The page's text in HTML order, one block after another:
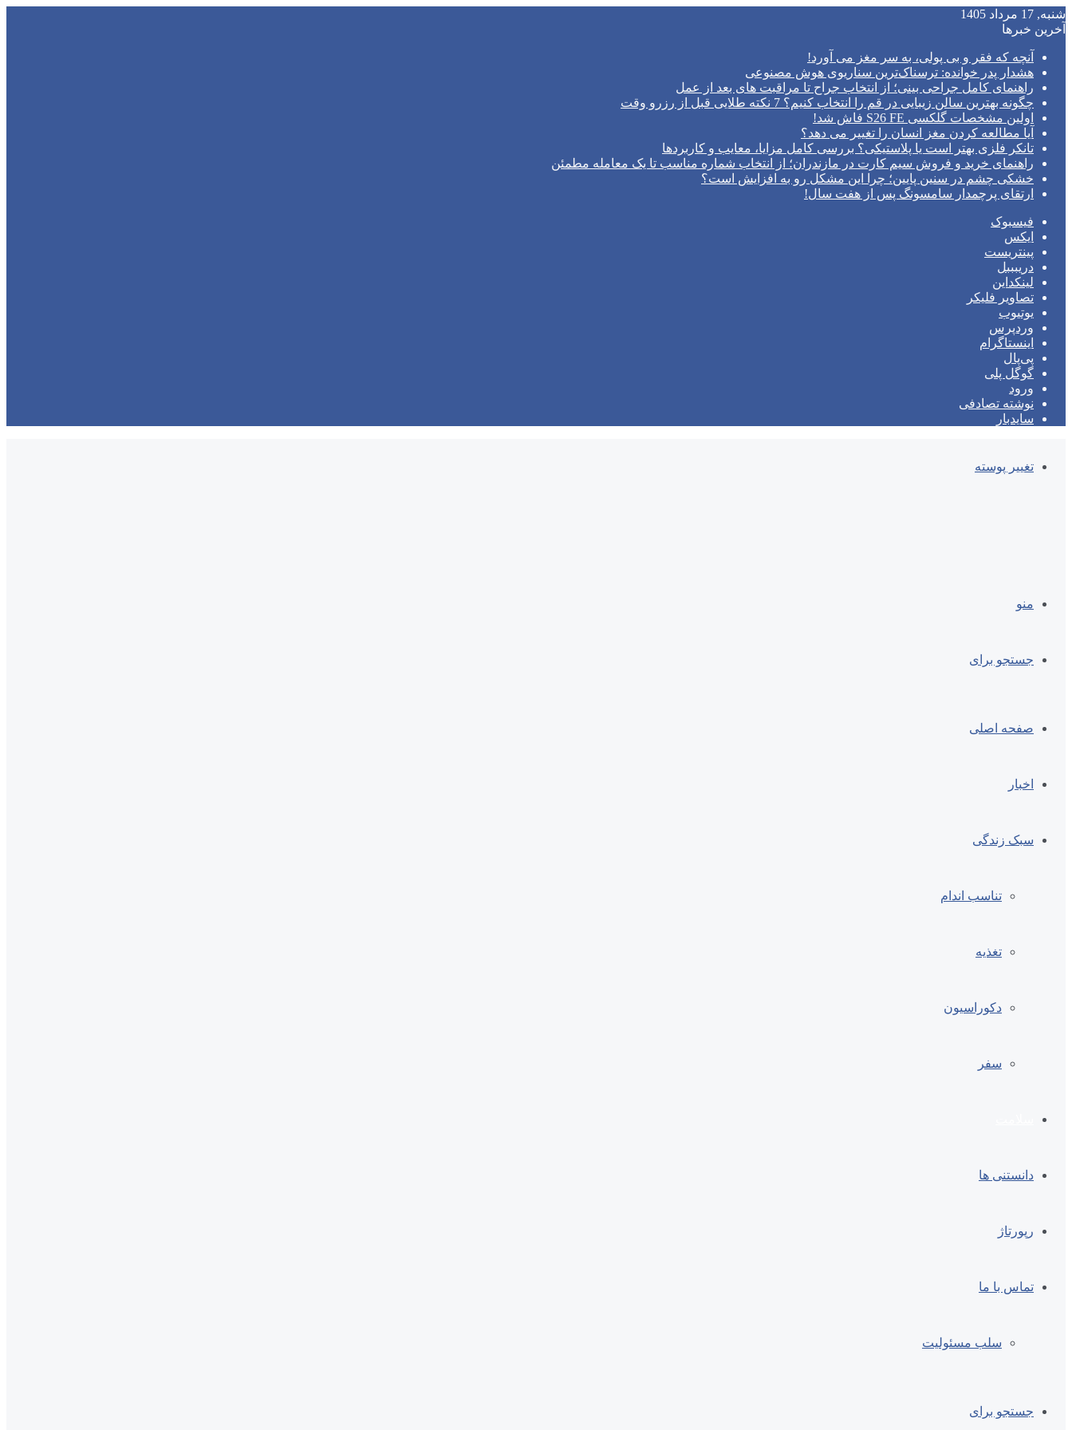
شنبه, 17 مرداد 1405
آخرین خبرها
آنچه که فقر و بی‌ پولی، به سر مغز می‌ آورد!
هشدار پدر خوانده: ترسناک‌ترین سناریوی هوش مصنوعی
راهنمای کامل جراحی بینی؛ از انتخاب جراح تا مراقبت های بعد از عمل
چگونه بهترین سالن زیبایی در قم را انتخاب کنیم؟ 7 نکته طلایی قبل از رزرو وقت
اولین مشخصات گلکسی S26 FE فاش شد!
آیا مطالعه کردن مغز انسان را تغییر می‌ دهد؟
تانکر فلزی بهتر است یا پلاستیکی؟ بررسی کامل مزایا، معایب و کاربردها
راهنمای خرید و فروش سیم کارت در مازندران؛ از انتخاب شماره مناسب تا یک معامله مطمئن
خشکی چشم در سنین پایین؛ چرا این مشکل رو به افزایش است؟
ارتقای پرچمدار سامسونگ پس از هفت سال!
فیسبوک
ایکس
پینتریست
دریبببل
لینکداین
تصاویر فلیکر
یوتیوب
وردپرس
اینستاگرام
پی‌پال
گوگل پلی
ورود
نوشته تصادفی
سایدبار
تغییر پوسته
منو
جستجو برای
صفحه اصلی
اخبار
سبک زندگی
تناسب اندام
تغذیه
دکوراسیون
سفر
دانستنی ها
رپورتاژ
تماس با ما
سلب مسئولیت
جستجو برای